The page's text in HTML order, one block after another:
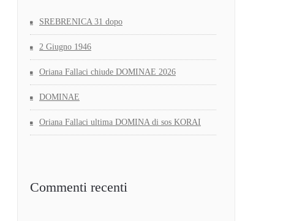
SREBRENICA 31 dopo
2 Giugno 1946
Oriana Fallaci chiude DOMINAE 2026
DOMINAE
Oriana Fallaci ultima DOMINA di sos KORAI
Commenti recenti